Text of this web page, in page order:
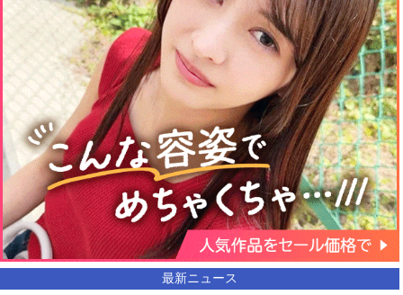
最新ニュース